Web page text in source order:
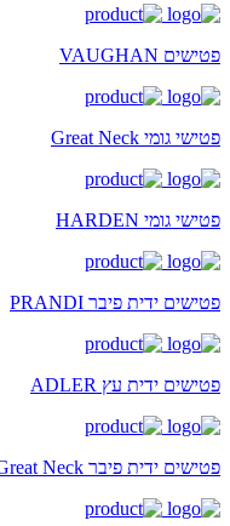
פטישים VAUGHAN
פטישי גומי Great Neck
פטישי גומי HARDEN
פטישים ידית פיבר PRANDI
פטישים ידית עץ ADLER
פטישים ידית פיבר Great Neck